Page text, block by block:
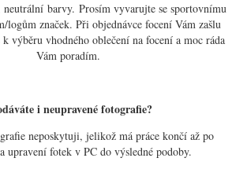
barvy. Prosím vyvarujte se sportovnímu
logům značek. Při objednávce focení Vám zašlu
výběru vhodného oblečení na focení a moc ráda
Vám poradím.
i neupravené fotografie?
neposkytuji, jelikož má práce končí až po
upravení fotek v PC do výsledné podoby.